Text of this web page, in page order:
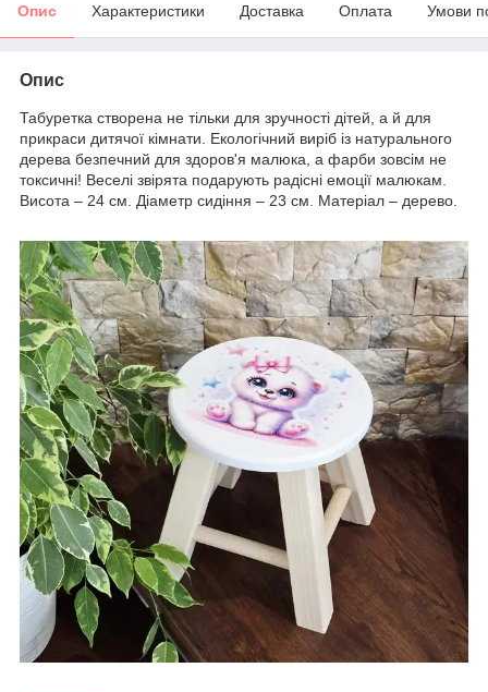
Опис Характеристики Доставка Оплата Умови
Опис
Табуретка створена не тільки для зручності дітей, а й для
прикраси дитячої кімнати. Екологічний виріб із натурального
дерева безпечний для здоров'я малюка, а фарби зовсім не
токсичні! Веселі звірята подарують радісні емоції малюкам.
Висота – 24 см. Діаметр сидіння – 23 см. Матеріал – дерево.